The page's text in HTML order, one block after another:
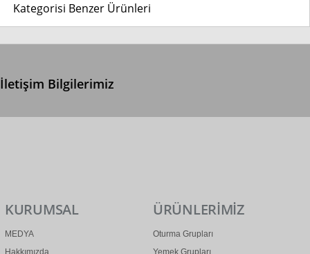
Kategorisi Benzer Ürünleri
İletişim Bilgilerimiz
KURUMSAL
MEDYA
Hakkımızda
ÜRÜNLERİMİZ
Oturma Grupları
Yemek Grupları